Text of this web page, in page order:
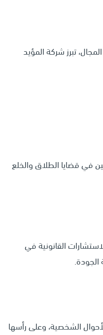
تبرز شركة المؤيد
في قضايا الطلاق والخلع
القانونية في
الجودة.
الشخصية، وعلى رأسها